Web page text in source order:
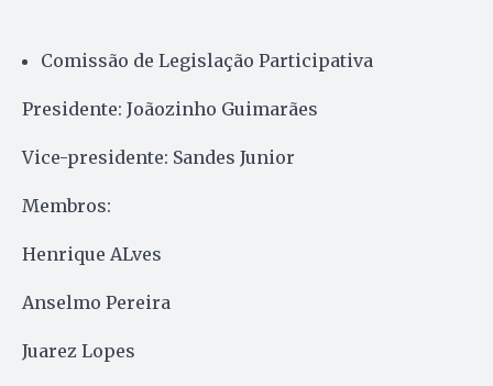
Comissão de Legislação Participativa
Presidente: Joãozinho Guimarães
Vice-presidente: Sandes Junior
Membros:
Henrique ALves
Anselmo Pereira
Juarez Lopes